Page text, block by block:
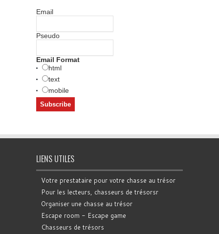
Email
Pseudo
Email Format
html
text
mobile
LIENS UTILES
Votre prestataire pour votre chasse au trésor
Pour les lecteurs, chasseurs de trésorsr
Organiser une chasse au trésor
Escape room - Escape game
Chasseurs de trésors